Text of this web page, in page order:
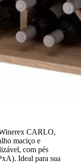
CARLO,
maciço e
com pés
Ideal para sua